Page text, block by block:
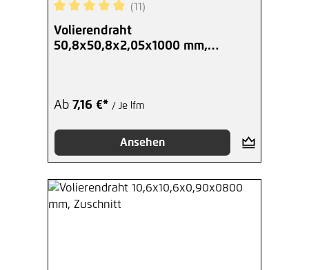
Durchschnittliche Bewertung von 4.91 von 5
(11)
Volierendraht
50,8x50,8x2,05x1000 mm,
Ab 7,16 €* / Je lfm
Ansehen